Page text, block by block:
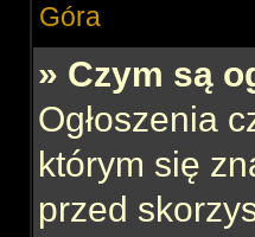
Góra
» Czym są
Ogłoszenia
którym się
przed